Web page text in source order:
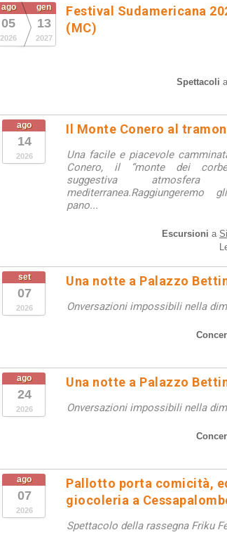
ago
05
2026
gen
13
2027
Festival Sudamericana
(MC)
Spettacoli
ago
14
2026
Il Monte Conero al
Una facile e piacevole
Conero, il “monte dei
suggestiva
pano...
Escursioni a
set
07
2026
Una notte a Palazzo
Onversazioni impossibili nella
ago
24
2026
Una notte a Palazzo
Onversazioni impossibili nella
ago
07
2026
Pallotto porta comicità,
giocoleria a
Spettacolo della rassegna Friku